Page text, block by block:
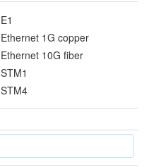
E1
Ethernet 1G copper
Ethernet 10G fiber
STM1
STM4